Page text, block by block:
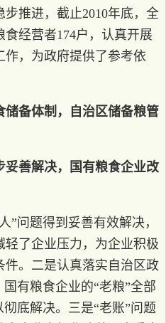
推进，截止2010年底，全
经营者174户，认真开展
，为政府提供了参考依
储备体制，自治区储备粮管
妥善解决，国有粮食企业改
题得到妥善有效解决，
了企业压力，为企业积极
件。二是认真落实自治区政
有粮食企业的“老粮”全部
底解决。三是“老账”问题